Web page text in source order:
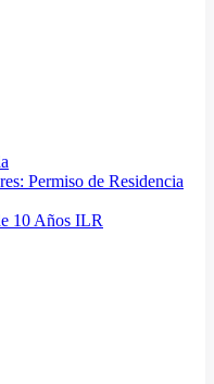
Permiso de Residencia
10 Años ILR